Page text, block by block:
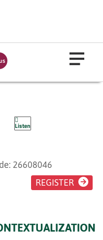
Listen
UN
26608046
REGISTER